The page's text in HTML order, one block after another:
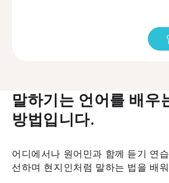
말하기는 언어를 배우
방법입니다.
어디에서나 원어민과 함께 듣기 연
선하며 현지인처럼 말하는 법을 배워